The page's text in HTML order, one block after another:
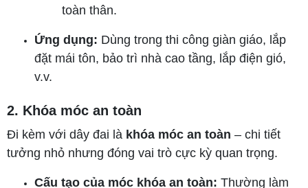
toàn thân.
Ứng dụng: Dùng trong thi công giàn giáo, lắp
đặt mái tôn, bảo trì nhà cao tầng, lắp điện gió,
v.v.
2. Khóa móc an toàn
Đi kèm với dây đai là khóa móc an toàn – chi tiết
tưởng nhỏ nhưng đóng vai trò cực kỳ quan trọng.
Cấu tạo của móc khóa an toàn: Thường làm